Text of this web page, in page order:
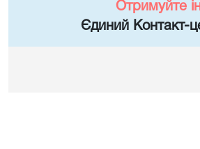
Отримуйте
Єдиний Контакт-